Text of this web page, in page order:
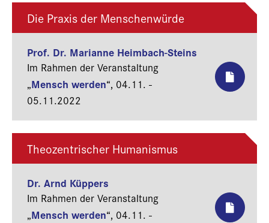
Die Praxis der Menschenwürde
Prof. Dr. Marianne Heimbach-Steins
Im Rahmen der Veranstaltung
„Mensch werden“, 04.11. -
05.11.2022
Theozentrischer Humanismus
Dr. Arnd Küppers
Im Rahmen der Veranstaltung
„Mensch werden“, 04.11. -